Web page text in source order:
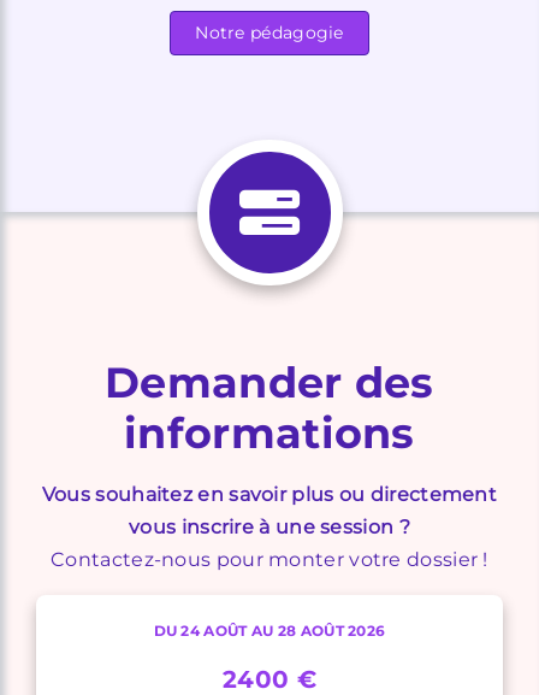
Notre pédagogie
Demander des
informations
Vous souhaitez en savoir plus ou directement
vous inscrire à une session ?
Contactez-nous pour monter votre dossier !
DU 24 AOÛT AU 28 AOÛT 2026
2400 €